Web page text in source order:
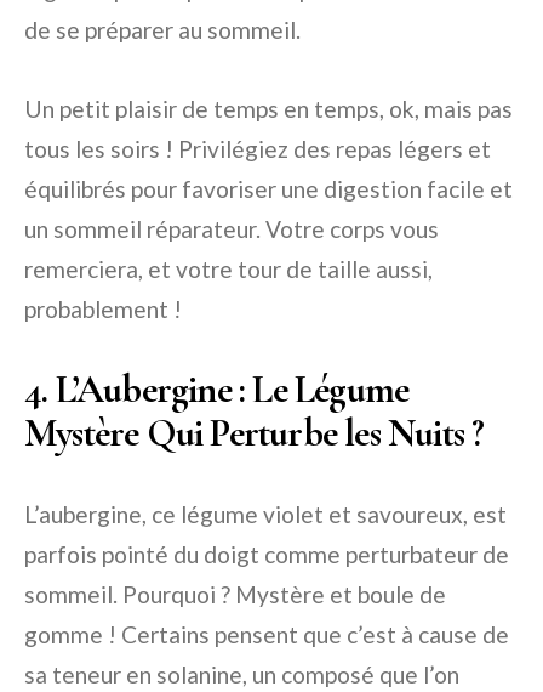
de se préparer au sommeil.
Un petit plaisir de temps en temps, ok, mais pas
tous les soirs ! Privilégiez des repas légers et
équilibrés pour favoriser une digestion facile et
un sommeil réparateur. Votre corps vous
remerciera, et votre tour de taille aussi,
probablement !
4. L’Aubergine : Le Légume
Mystère Qui Perturbe les Nuits ?
L’aubergine, ce légume violet et savoureux, est
parfois pointé du doigt comme perturbateur de
sommeil. Pourquoi ? Mystère et boule de
gomme ! Certains pensent que c’est à cause de
sa teneur en solanine, un composé que l’on